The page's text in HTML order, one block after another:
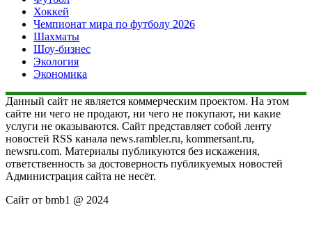
Хоккей
Чемпионат мира по футболу 2026
Шахматы
Шоу-бизнес
Экология
Экономика
Данный сайт не является коммерческим проектом. На этом
сайте ни чего не продают, ни чего не покупают, ни какие
услуги не оказываются. Сайт представляет собой ленту
новостей RSS канала news.rambler.ru, kommersant.ru,
newsru.com. Материалы публикуются без искажения,
ответственность за достоверность публикуемых новостей
Администрация сайта не несёт.
Сайт от bmb1 @ 2024